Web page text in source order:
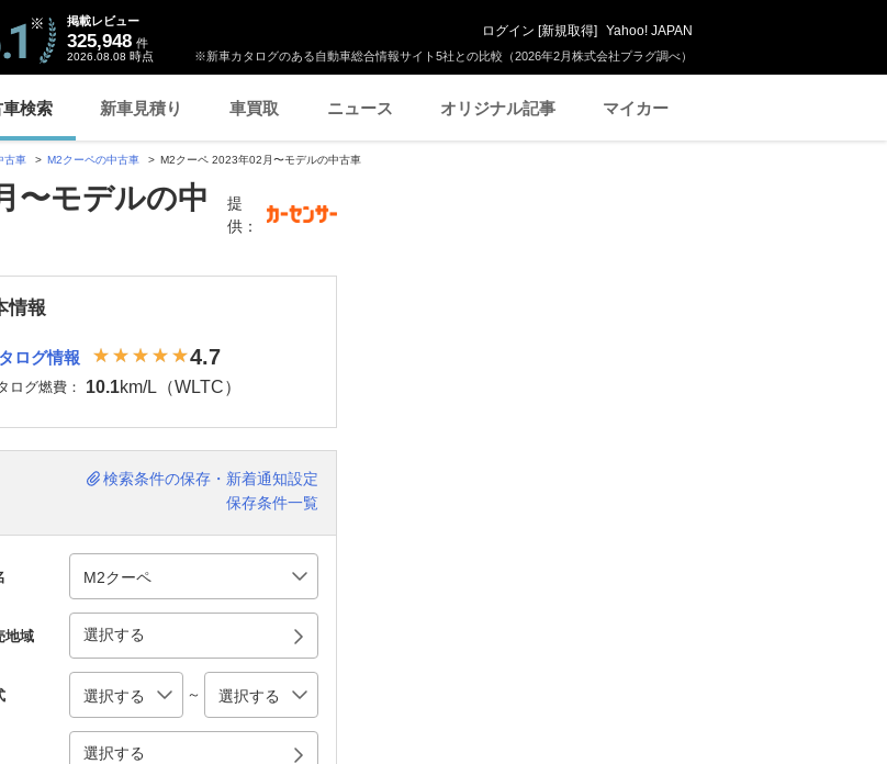
※新車カタログのある自動車総合情報サイト5社との比較（2026年2月株式会社プラグ調べ）
掲載レビュー
325,948 件
2026.08.08 時点
ログイン [新規取得] Yahoo! JAPAN
検索 新車見積り 車買取 ニュース オリジナル記事 マイカー
古車 M2クーペの中古車 M2クーペ 2023年02月〜モデルの中古車
〜モデルの中
提
供：
情報
ログ情報 4.7
ログ燃費： 10.1km/L（WLTC）
検索条件の保存・新着通知設定
保存条件一覧
地域 選択する
～
選択する